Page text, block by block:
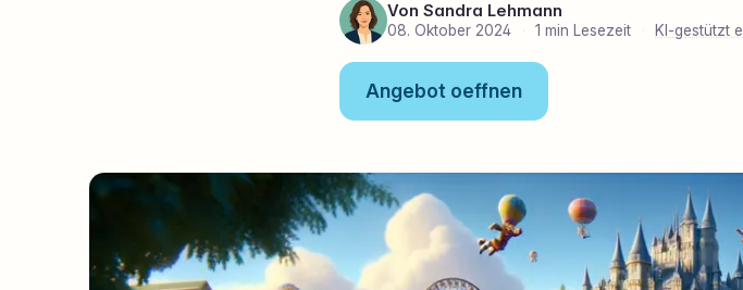
Von Sandra Lehmann
08. Oktober 2024 · 1 min Lesezeit · KI-gestützt
Angebot oeffnen